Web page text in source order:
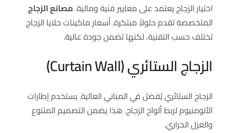
اختيار الزجاج يعتمد على معايير فنية ومالية. مصانع الزجاج
المتخصصة تقدم حلولاً مبتكرة. أسعار ماكينات حلايا الزجاج
تختلف حسب التقنية، لكنها تضمن جودة عالية.
الزجاج الستائري (Curtain Wall)
الزجاج الستائري يُفضل في المباني العالية. يستخدم إطارات
الألومنيوم لربط ألواح الزجاج. هذا يضمن التصميم المتنوع
والعزل الحراري.